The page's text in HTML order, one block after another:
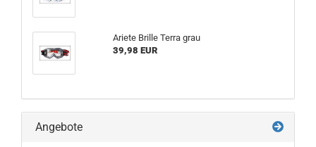
Ariete Brille Terra grau
39,98 EUR
Angebote